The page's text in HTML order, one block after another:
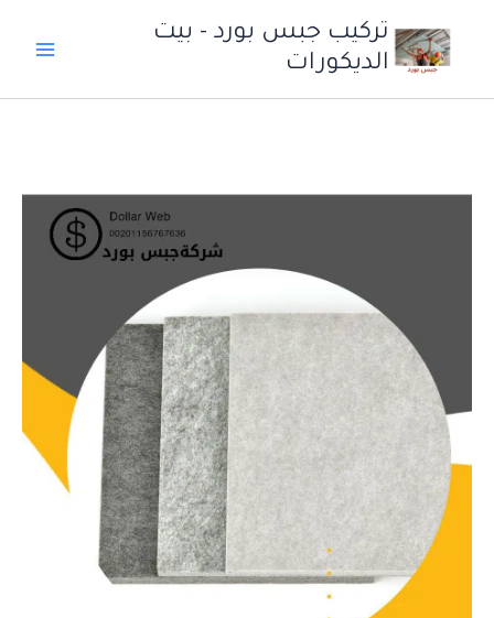
المحتوى
تركيب جبس بورد - بيت
الديكورات